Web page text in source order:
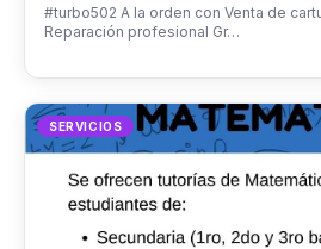
#turbo502 A la orden con Venta de
Reparación profesional Gr…
SERVICIOS